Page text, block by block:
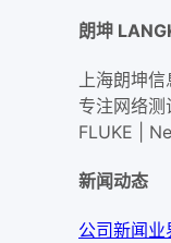
朗坤
上海朗坤
专注网络
FLUKE |
新闻动态
公司新闻业